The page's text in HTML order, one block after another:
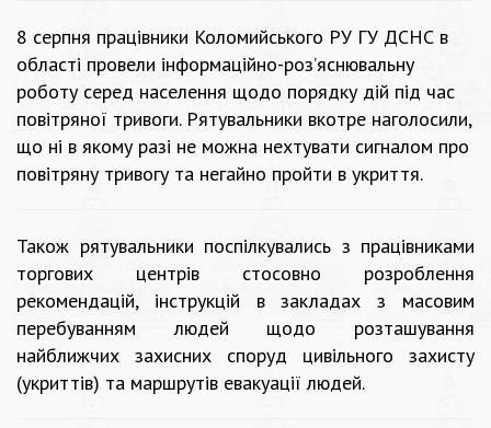
8 серпня працівники Коломийського РУ ГУ ДСНС в
області провели інформаційно-роз’яснювальну
роботу серед населення щодо порядку дій під час
повітряної тривоги. Рятувальники вкотре наголосили,
що ні в якому разі не можна нехтувати сигналом про
повітряну тривогу та негайно пройти в укриття.
Також рятувальники поспілкувались з працівниками
торгових центрів стосовно розроблення
рекомендацій, інструкцій в закладах з масовим
перебуванням людей щодо розташування
найближчих захисних споруд цивільного захисту
(укриттів) та маршрутів евакуації людей.